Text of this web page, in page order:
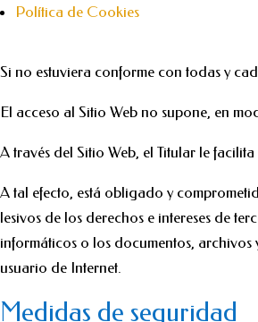
Política de Cookies
Si no estuviera conforme con todas y
El acceso al Sitio Web no supone, en
A través del Sitio Web, el Titular le
A tal efecto, está obligado y
lesivos de los derechos e intereses de
informáticos o los documentos,
usuario de Internet.
Medidas de seguridad